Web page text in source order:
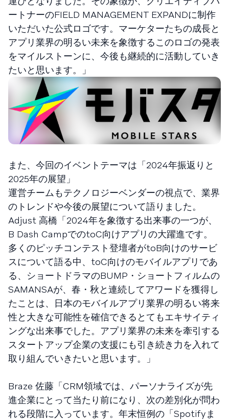
ートナーのFIELD MANAGEMENT EXPANDに制作
いただいた公式ロゴです。マーケターたちの成長と
アプリ業界の明るい未来を象徴するこのロゴの発表
をマイルストーンに、今後も継続的に活動していき
たいと思います。」
また、今回のイベントテーマは「2024年振返りと
2025年の展望」
運営チームもテクノロジーベンダーの視点で、業界
のトレンドや今後の展望について語りました。
Adjust 高橋「2024年を象徴する出来事の一つが、
B Dash CampでのtoC向けアプリの大躍進です。
多くのピッチコンテスト登壇者がtoB向けのサービ
スについて語る中、toC向けのモバイルアプリであ
る、ショートドラマのBUMP・ショートフィルムの
SAMANSAが、春・秋と連続してアワードを獲得し
たことは、日本のモバイルアプリ業界の明るい将来
性と大きな可能性を確信できるとてもエキサイティ
ングな出来事でした。アプリ業界の未来を牽引する
スタートアップ企業の支援にも引き続き力を入れて
取り組んでいきたいと思います。」
Braze 佐藤「CRM領域では、パーソナライズが先
進企業にとって当たり前になり、次の差別化が問わ
れる段階に入っています。年末恒例の「Spotifyま